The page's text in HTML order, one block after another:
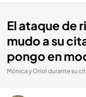
El ataque de
mudo a su
pongo en
Mónica y Oriol durante su